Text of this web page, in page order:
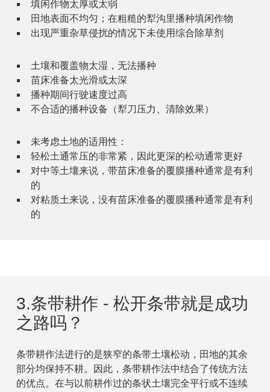
填闲作物太厚或太弱
田地表面不均匀；在粗糙的犁沟里播种填闲作物
出现严重杂草侵扰的情况下未使用综合除草剂
土壤和覆盖物太湿，无法播种
苗床准备太光滑或太深
播种期间行驶速度过高
不合适的播种设备（犁刀压力、清除效果）
未考虑土地的适用性：
轻松土通常压的非常紧，因此更深的松动通常更好
对中等土壤来说，带苗床准备的覆膜播种通常是有利
的
对粘质土来说，没有苗床准备的覆膜播种通常是有利
的
3.条带耕作 - 松开条带就是成功
之路吗？
条带耕作法进行的是狭窄的条带土壤松动，田地的其余
部分均保持不耕。因此，条带耕作法中结合了传统方法
的优点。在与以前耕作过的条状土壤完全平行或不连续